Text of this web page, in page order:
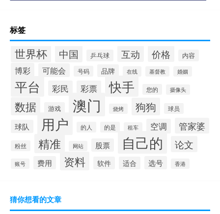
标签
世界杯 中国 乒乓球 互动 价格 内容
博彩 可能会 号码 品牌 在线 基督教 婚姻
平台 彩民 彩票 快手 您的 摄像头
数据 游戏 澳门 烧烤 狗狗 球员
球队 用户 的人 的是 租车 空调 管家婆
粉丝 精准 网站 股票 自己的 论文
账号 费用 资料 软件 适合 选号 香港
猜你想看的文章